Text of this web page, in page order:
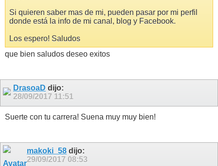
Si quieren saber mas de mi, pueden pasar por mi perfil
donde está la info de mi canal, blog y Facebook.
Los espero! Saludos
que bien saludos deseo exitos
DrasoaD dijo:
28/09/2017 11:51
Suerte con tu carrera! Suena muy muy bien!
makoki_58 dijo:
29/09/2017 08:53